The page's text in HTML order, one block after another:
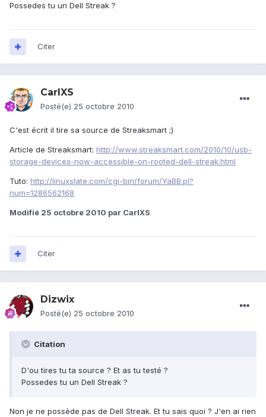
Possedes tu un Dell Streak ?
Citer
CarlXS
Posté(e) 25 octobre 2010
C'est écrit il tire sa source de Streaksmart ;)
Article de Streaksmart: http://www.streaksmart.com/2010/10/usb-
storage-devices-now-accessible-on-rooted-dell-streak.html
Tuto: http://linuxslate.com/cgi-bin/forum/YaBB.pl?
num=1286562168
Modifié 25 octobre 2010 par CarlXS
Citer
Dizwix
Posté(e) 25 octobre 2010
Citation
D'ou tires tu ta source ? Et as tu testé ?
Possedes tu un Dell Streak ?
Non je ne possède pas de Dell Streak. Et tu sais quoi ? J'en ai rien